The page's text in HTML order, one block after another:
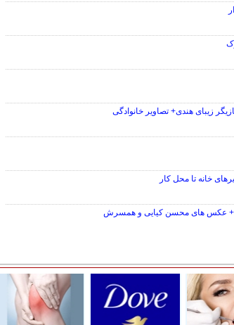
زیبای هندی+ تصاویر خانوادگی
خانه تا محل کار
+ عکس های محسن کیایی و همسرش
سایر مطالب سرگرمی